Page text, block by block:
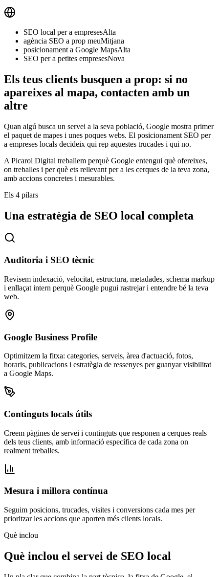
SEO local per a empresesAlta
agència SEO a prop meuMitjana
posicionament a Google MapsAlta
SEO per a petites empresesNova
Els teus clients busquen a prop: si no
apareixes al mapa, contacten amb un
altre
Quan algú busca un servei a la seva població, Google mostra primer
el paquet de mapes i unes poques webs. El posicionament SEO per
a empreses locals decideix qui rep aquestes trucades i qui no.
A Picarol Digital treballem perquè Google entengui què ofereixes,
on treballes i per què ets rellevant per a les cerques de la teva zona,
amb accions concretes i mesurables.
Els 4 pilars
Una estratègia de SEO local completa
Auditoria i SEO tècnic
Revisem indexació, velocitat, estructura, metadades, schema markup
i enllaçat intern perquè Google pugui rastrejar i entendre bé la teva
web.
Google Business Profile
Optimitzem la fitxa: categories, serveis, àrea d'actuació, fotos,
horaris, publicacions i estratègia de ressenyes per guanyar visibilitat
a Google Maps.
Continguts locals útils
Creem pàgines de servei i continguts que responen a cerques reals
dels teus clients, amb informació específica de cada zona on
realment treballes.
Mesura i millora contínua
Seguim posicions, trucades, visites i conversions cada mes per
prioritzar les accions que aporten més clients locals.
Què inclou
Què inclou el servei de SEO local